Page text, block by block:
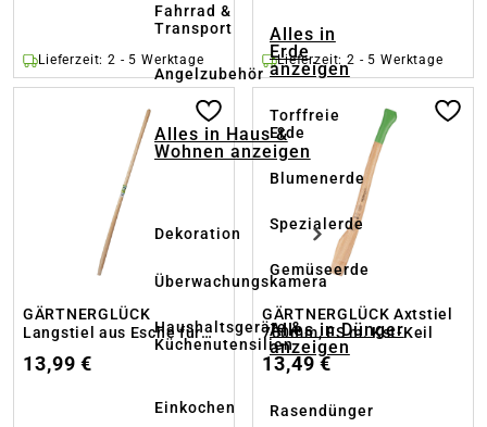
Fahrrad &
Transport
Angelzubehör
Alles in Haus &
Wohnen anzeigen
Dekoration
Überwachungskamera
Haushaltsgeräte &
Küchenutensilien
Einkochen
Alles in
Erde
anzeigen
Torffreie
Erde
Blumenerde
Spezialerde
Gemüseerde
Alles in Dünger
anzeigen
Rasendünger
Lieferzeit: 2 - 5 Werktage Lieferzeit: 2 - 5 Werktage
GÄRTNERGLÜCK
Langstiel aus Esche für
13,99 €
GÄRTNERGLÜCK Axtstiel
700mm, ES m. Kst-Keil
13,49 €